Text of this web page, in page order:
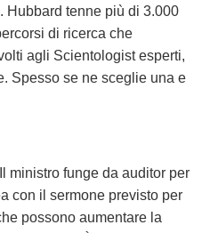
Hubbard tenne più di 3.000
di ricerca che
agli Scientologist esperti,
Spesso se ne sceglie una e
ministro funge da auditor per
con il sermone previsto per
possono aumentare la